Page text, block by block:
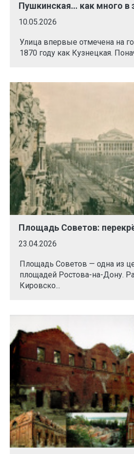
Пушкинская… как много в
10.05.2026
Улица впервые отмечена на
1870 году как Кузнецкая.
Площадь Советов:
23.04.2026
Площадь Советов — одна из
площадей Ростова-на-Дону.
Кировско...